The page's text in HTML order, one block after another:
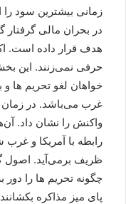
زمانی بیشترین سود را
در بحران مالی گرفتار
هدف قرار داده است.
حرفی نمی‌زنند. این
خواهان لغو تحریم ها
غرب می‌باشد. در زمان
واکنش را نشان داد.
رابطه با آمریکا و غرب
ظریف برمی‌آید. اصول
چگونه تحریم ها را دور
پای میز مذاکره